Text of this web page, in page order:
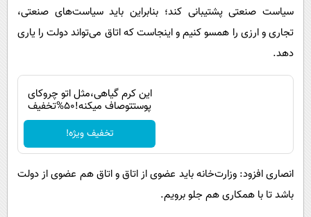
سیاست صنعتی پشتیبانی کند؛ بنابراین باید سیاست‌های صنعتی،
تجاری و ارزی را همسو کنیم و اینجاست که اتاق می‌تواند دولت را یاری
دهد.
این کرم گیاهی،مثل اتو چروکای
پوستتوصاف میکنه!50%تخفیف
تخفیف ویژه!
انصاری افزود: وزارت‌خانه باید عضوی از اتاق و اتاق هم عضوی از دولت
باشد تا با همکاری هم جلو برویم.